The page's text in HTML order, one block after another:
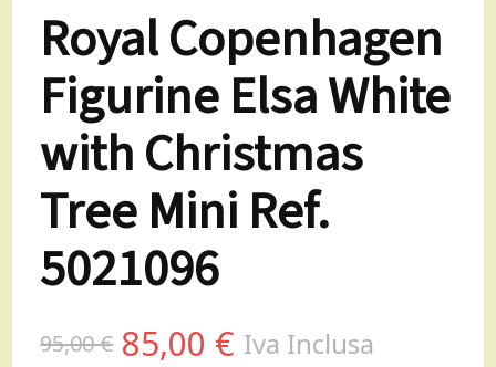
Royal Copenhagen
Figurine Elsa White
with Christmas
Tree Mini Ref.
5021096
95,00€ Il
85,00 € Il
Iva Inclusa